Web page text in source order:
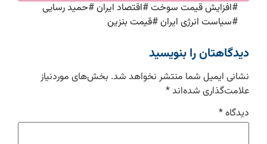
#افزایش قیمت سوخت#اقتصاد ایران#حمید رسایی
#سیاست انرژی ایران#قیمت بنزین
دیدگاهتان را بنویسید
نشانی ایمیل شما منتشر نخواهد شد. بخش‌های موردنیاز
علامت‌گذاری شده‌اند*
دیدگاه*